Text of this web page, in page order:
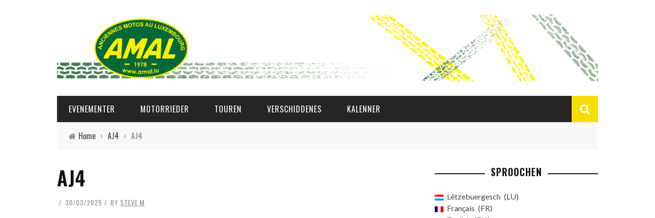
EVENEMENTER MOTORRIEDER TOUREN VERSCHIDDENES KALENNER
Home › AJ4 › AJ4
AJ4
30/03/2025 BY STEVE M
SPROOCHEN
Lëtzebuergesch
LU
Français
FR